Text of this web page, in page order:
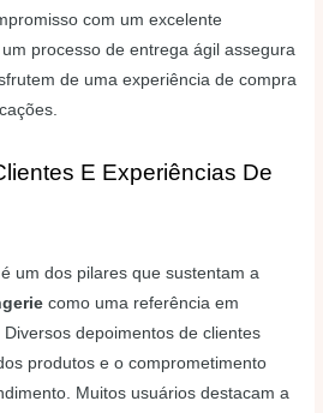
com um excelente
processo de entrega ágil assegura
de uma experiência de compra
E Experiências De
um dos pilares que sustentam a
como uma referência em
Diversos depoimentos de clientes
produtos e o comprometimento
Muitos usuários destacam a